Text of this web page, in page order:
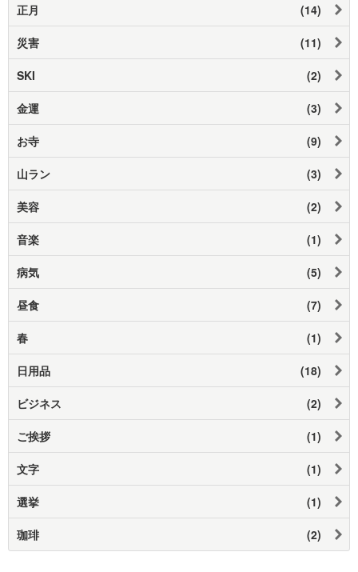
正月 (14)
災害 (11)
SKI (2)
金運 (3)
お寺 (9)
山ラン (3)
美容 (2)
音楽 (1)
病気 (5)
昼食 (7)
春 (1)
日用品 (18)
ビジネス (2)
ご挨拶 (1)
文字 (1)
選挙 (1)
珈琲 (2)